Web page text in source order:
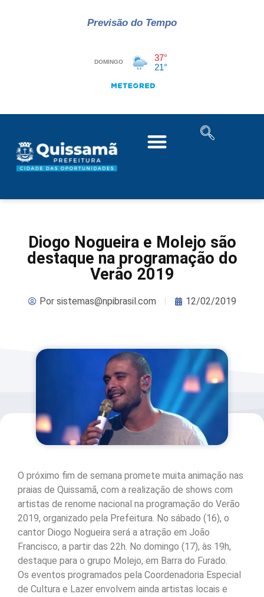
Previsão do Tempo
Diogo Nogueira e Molejo são
destaque na programação do
Verão 2019
Porsistemas@npibrasil.com 12/02/2019
O próximo fim de semana promete muita animação nas
praias de Quissamã, com a realização de shows com
artistas de renome nacional na programação do Verão
2019, organizado pela Prefeitura. No sábado (16), o
cantor Diogo Nogueira será a atração em João
Francisco, a partir das 22h. No domingo (17), às 19h,
destaque para o grupo Molejo, em Barra do Furado.
Os eventos programados pela Coordenadoria Especial
de Cultura e Lazer envolvem ainda artistas locais e